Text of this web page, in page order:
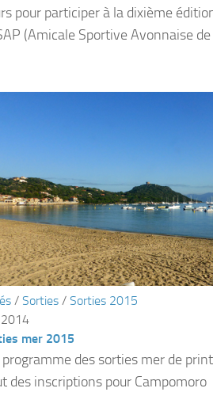
pour participer à la dixième
(Amicale Sportive Avonnaise
/ Sorties / Sorties 2015
2014
mer 2015
programme des sorties mer de
des inscriptions pour